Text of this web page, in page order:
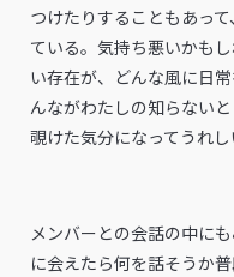
つけたりすることもあっ
ている。気持ち悪いかも
い存在が、どんな風に日
んながわたしの知らない
覗けた気分になってうれし
メンバーとの会話の中に
に会えたら何を話そうか